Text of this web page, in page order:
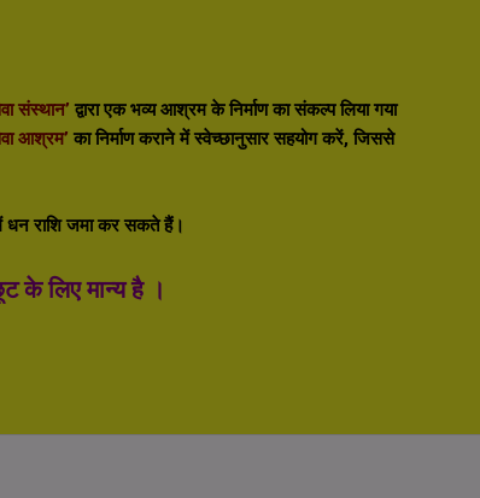
संस्थान’ द्वारा एक भव्य आश्रम के निर्माण का संकल्प लिया गया
आश्रम’ का निर्माण कराने में स्वेच्छानुसार सहयोग करें, जिससे
धन राशि जमा कर सकते हैं।
के लिए मान्य है ।